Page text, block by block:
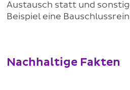
Austausch statt und
Beispiel eine
Nachhaltige Fakten